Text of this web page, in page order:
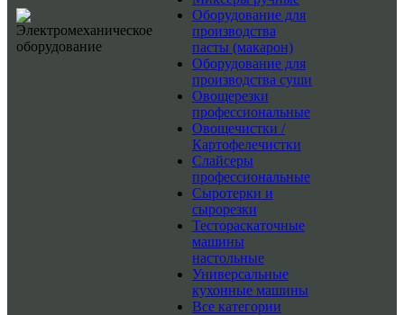
Оборудование для
производства
пасты (макарон)
Оборудование для
производства суши
Овощерезки
профессиональные
Овощечистки /
Картофелечистки
Слайсеры
профессиональные
Сыротерки и
сырорезки
Тестораскаточные
машины
настольные
Универсальные
кухонные машины
Все категории